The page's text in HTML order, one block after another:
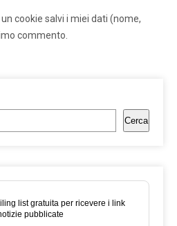
cookie salvi i miei dati (nome,
commento.
Cerca
list gratuita per ricevere i link
pubblicate